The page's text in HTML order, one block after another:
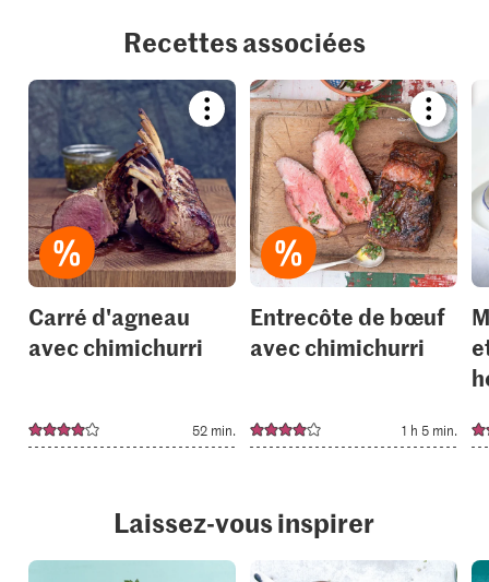
Recettes associées
Bookmark
recipe
add
it
to
your
collections.
Carré d'agneau
avec chimichurri
52 min.
recipe
or
add
it
to
your
Entrecôte de bœuf
avec chimichurri
1 h 5 min.
Laissez-vous inspirer